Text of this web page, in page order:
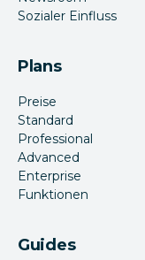
Sozialer Einfluss
Plans
Preise
Standard
Professional
Advanced
Enterprise
Funktionen
Guides